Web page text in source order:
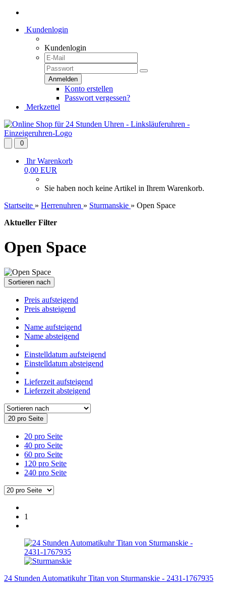
Kundenlogin
Kundenlogin
Konto erstellen
Passwort vergessen?
Merkzettel
0
Ihr Warenkorb
0,00 EUR
Sie haben noch keine Artikel in Ihrem Warenkorb.
Startseite » Herrenuhren » Sturmanskie » Open Space
Aktueller Filter
Open Space
Sortieren nach
Preis aufsteigend
Preis absteigend
Name aufsteigend
Name absteigend
Einstelldatum aufsteigend
Einstelldatum absteigend
Lieferzeit aufsteigend
Lieferzeit absteigend
20 pro Seite
20 pro Seite
40 pro Seite
60 pro Seite
120 pro Seite
240 pro Seite
1
24 Stunden Automatikuhr Titan von Sturmanskie - 2431-1767935